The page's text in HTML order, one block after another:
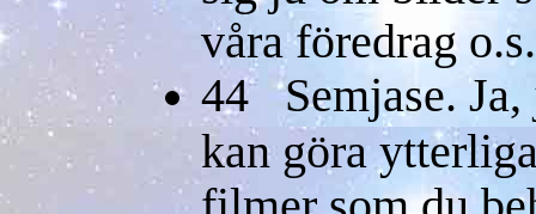
våra föredrag
44 Semjase. Ja,
kan göra